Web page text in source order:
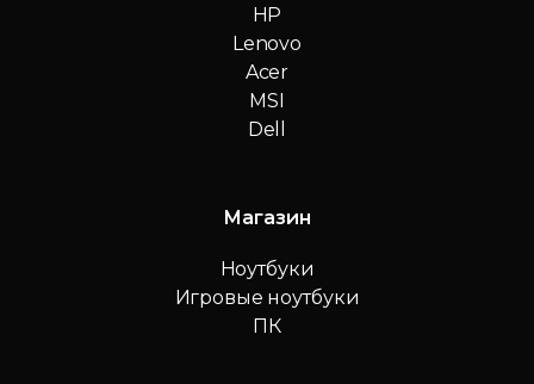
HP
Lenovo
Acer
MSI
Dell
Магазин
Ноутбуки
Игровые ноутбуки
ПК